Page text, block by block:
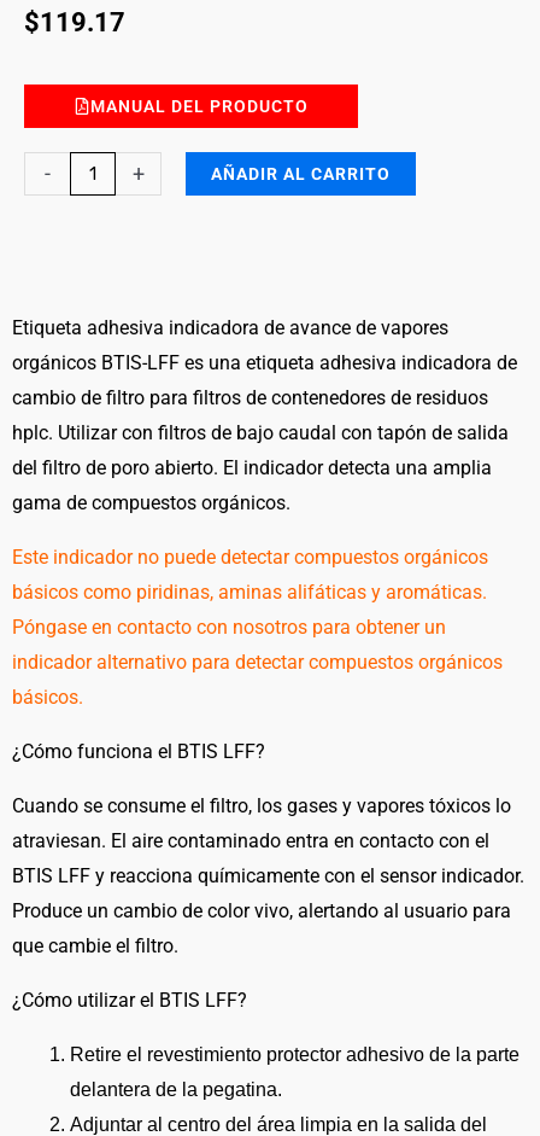
$119.17
MANUAL DEL PRODUCTO
-
Vapors
–
for
Low-
Filters
(BTIS
LFF)
+ AÑADIR AL CARRITO
Etiqueta adhesiva indicadora de avance de vapores
orgánicos BTIS-LFF es una etiqueta adhesiva indicadora de
cambio de filtro para filtros de contenedores de residuos
hplc. Utilizar con filtros de bajo caudal con tapón de salida
del filtro de poro abierto. El indicador detecta una amplia
gama de compuestos orgánicos.
Este indicador no puede detectar compuestos orgánicos
básicos como piridinas, aminas alifáticas y aromáticas.
Póngase en contacto con nosotros para obtener un
indicador alternativo para detectar compuestos orgánicos
básicos.
¿Cómo funciona el BTIS LFF?
Cuando se consume el filtro, los gases y vapores tóxicos lo
atraviesan. El aire contaminado entra en contacto con el
BTIS LFF y reacciona químicamente con el sensor indicador.
Produce un cambio de color vivo, alertando al usuario para
que cambie el filtro.
¿Cómo utilizar el BTIS LFF?
Retire el revestimiento protector adhesivo de la parte
delantera de la pegatina.
Adjuntar al centro del área limpia en la salida del